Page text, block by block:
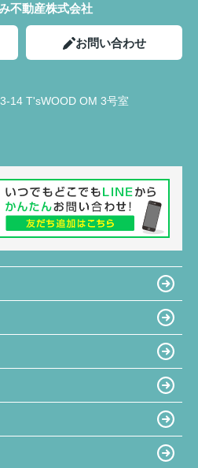
不動産株式会社
お問い合わせ
T'sWOOD OM 3号室